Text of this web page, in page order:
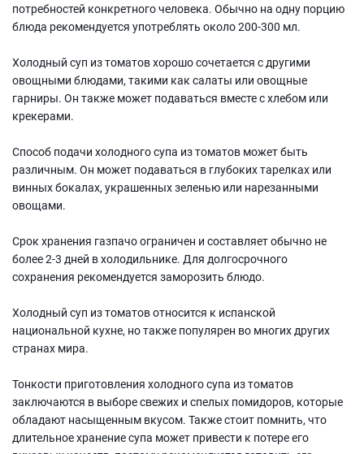
потребностей конкретного человека. Обычно на одну порцию
блюда рекомендуется употреблять около 200-300 мл.
Холодный суп из томатов хорошо сочетается с другими
овощными блюдами, такими как салаты или овощные
гарниры. Он также может подаваться вместе с хлебом или
крекерами.
Способ подачи холодного супа из томатов может быть
различным. Он может подаваться в глубоких тарелках или
винных бокалах, украшенных зеленью или нарезанными
овощами.
Срок хранения газпачо ограничен и составляет обычно не
более 2-3 дней в холодильнике. Для долгосрочного
сохранения рекомендуется заморозить блюдо.
Холодный суп из томатов относится к испанской
национальной кухне, но также популярен во многих других
странах мира.
Тонкости приготовления холодного супа из томатов
заключаются в выборе свежих и спелых помидоров, которые
обладают насыщенным вкусом. Также стоит помнить, что
длительное хранение супа может привести к потере его